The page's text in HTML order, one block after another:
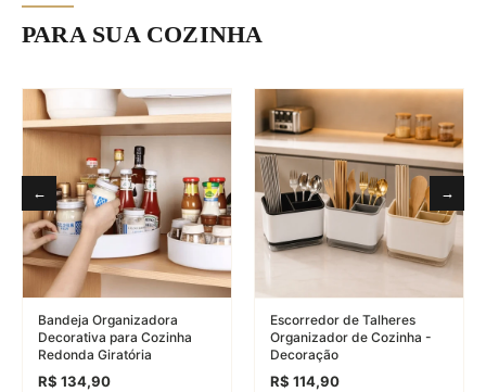
PARA SUA COZINHA
← →
Bandeja Organizadora
Decorativa para Cozinha
Redonda Giratória
R$ 134,90
Escorredor de Talheres
Organizador de Cozinha -
Decoração
R$ 114,90